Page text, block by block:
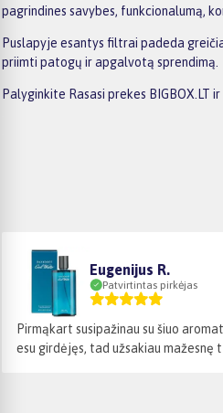
pagrindines savybes, funkcionalumą,
Puslapyje esantys filtrai padeda
priimti patogų ir apgalvotą sprendimą.
Palyginkite Rasasi prekes BIGBOX.LT
Eugenijus R.
Patvirtintas pirkėjas
Pirmąkart susipažinau su šiuo
esu girdėjęs, tad užsakiau mažesnę t